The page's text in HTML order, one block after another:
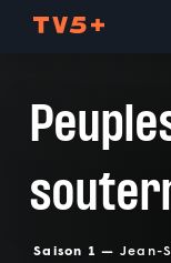
Saison 1 — Jean-